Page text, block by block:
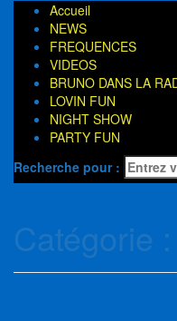
Accueil
NEWS
FREQUENCES
VIDEOS
BRUNO DANS LA
LOVIN FUN
NIGHT SHOW
PARTY FUN
Recherche pour :
Catégorie